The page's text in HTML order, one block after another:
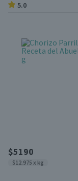
5.0
$5190
$12.975 x kg